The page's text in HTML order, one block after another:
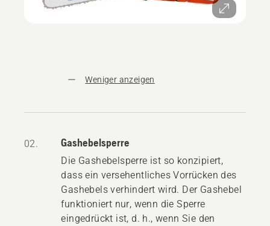
Weniger anzeigen
02. Gashebelsperre
Die Gashebelsperre ist so konzipiert,
dass ein versehentliches Vorrücken des
Gashebels verhindert wird. Der Gashebel
funktioniert nur, wenn die Sperre
eingedrückt ist, d. h., wenn Sie den